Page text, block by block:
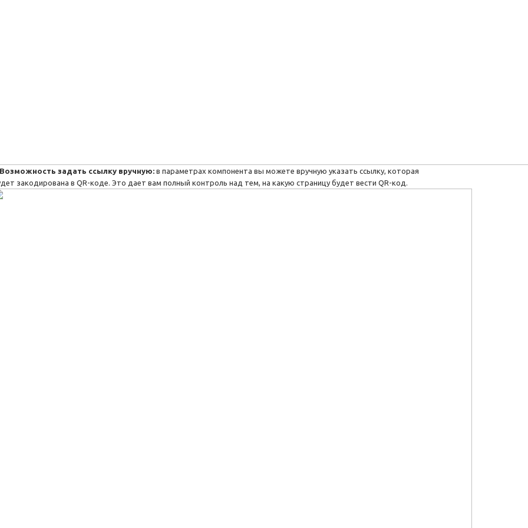
Возможность задать ссылку вручную: в параметрах компонента вы можете вручную указать ссылку, которая
закодирована в QR-коде. Это дает вам полный контроль над тем, на какую страницу будет вести QR-код.